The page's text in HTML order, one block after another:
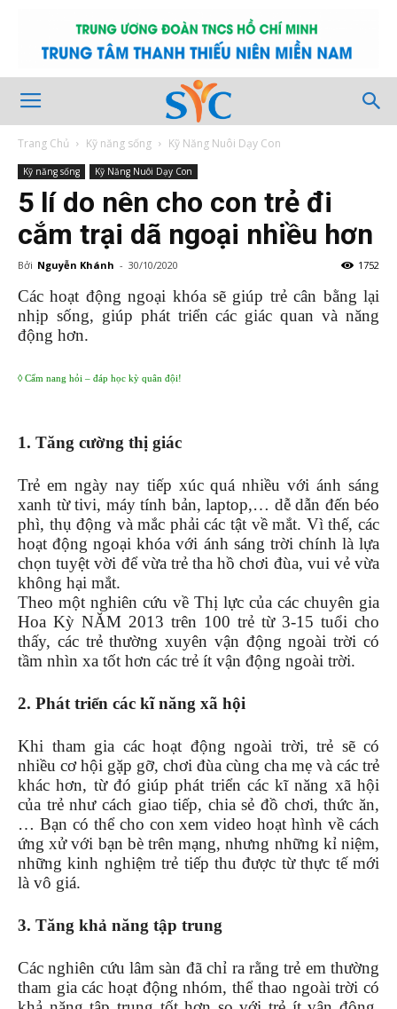
Trang Chủ Kỹ năng sống Kỹ Năng Nuôi Dạy Con
Kỹ năng sống Kỹ Năng Nuôi Dạy Con
5 lí do nên cho con trẻ đi
cắm trại dã ngoại nhiều hơn
Bởi Nguyễn Khánh - 30/10/2020 1752
Đăng
và
Các hoạt động ngoại khóa sẽ giúp trẻ cân bằng lại
nhịp sống, giúp phát triển các giác quan và năng
động hơn.
◊ Cẩm nang hỏi – đáp học kỳ quân đội!
1. Tăng cường thị giác
Trẻ em ngày nay tiếp xúc quá nhiều với ánh sáng
xanh từ tivi, máy tính bản, laptop,… dễ dẫn đến béo
phì, thụ động và mắc phải các tật về mắt. Vì thế, các
hoạt động ngoại khóa với ánh sáng trời chính là lựa
chọn tuyệt vời để vừa trẻ tha hồ chơi đùa, vui vẻ vừa
không hại mắt.
Theo một nghiên cứu về Thị lực của các chuyên gia
Hoa Kỳ NĂM 2013 trên 100 trẻ từ 3-15 tuổi cho
thấy, các trẻ thường xuyên vận động ngoài trời có
tầm nhìn xa tốt hơn các trẻ ít vận động ngoài trời.
2. Phát triển các kĩ năng xã hội
Khi tham gia các hoạt động ngoài trời, trẻ sẽ có
nhiều cơ hội gặp gỡ, chơi đùa cùng cha mẹ và các trẻ
khác hơn, từ đó giúp phát triển các kĩ năng xã hội
của trẻ như cách giao tiếp, chia sẻ đồ chơi, thức ăn,
… Bạn có thể cho con xem video hoạt hình về cách
ứng xử với bạn bè trên mạng, nhưng những kỉ niệm,
những kinh nghiệm trẻ tiếp thu được từ thực tế mới
là vô giá.
3. Tăng khả năng tập trung
Các nghiên cứu lâm sàn đã chỉ ra rằng trẻ em thường
tham gia các hoạt động nhóm, thể thao ngoài trời có